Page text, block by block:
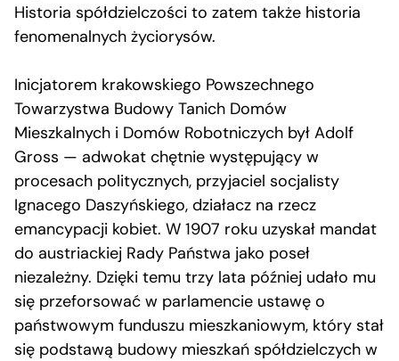
Historia spółdzielczości to zatem także historia
fenomenalnych życiorysów.
Inicjatorem krakowskiego Powszechnego
Towarzystwa Budowy Tanich Domów
Mieszkalnych i Domów Robotniczych był Adolf
Gross — adwokat chętnie występujący w
procesach politycznych, przyjaciel socjalisty
Ignacego Daszyńskiego, działacz na rzecz
emancypacji kobiet. W 1907 roku uzyskał mandat
do austriackiej Rady Państwa jako poseł
niezależny. Dzięki temu trzy lata później udało mu
się przeforsować w parlamencie ustawę o
państwowym funduszu mieszkaniowym, który stał
się podstawą budowy mieszkań spółdzielczych w